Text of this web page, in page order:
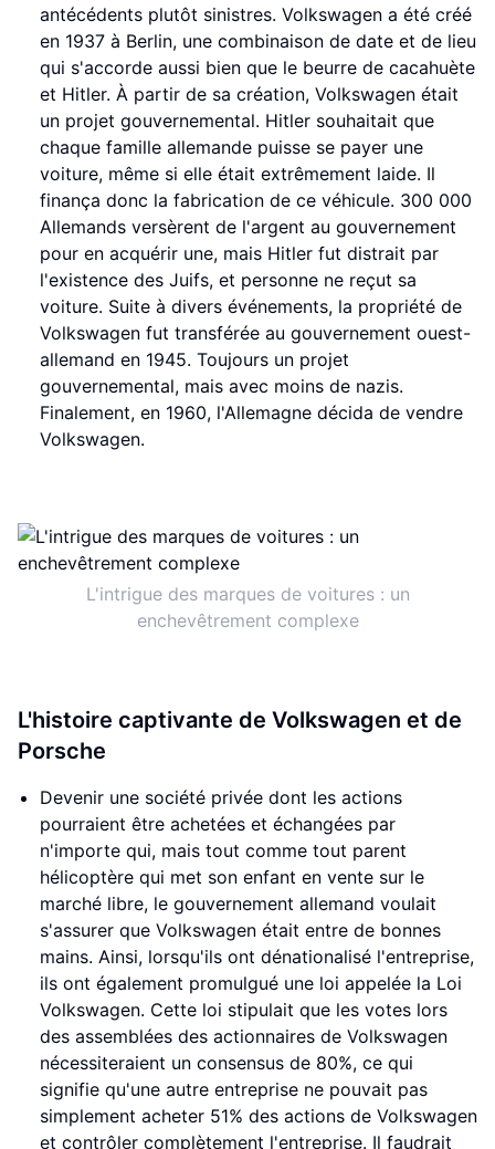
antécédents plutôt sinistres. Volkswagen a été créé
en 1937 à Berlin, une combinaison de date et de lieu
qui s'accorde aussi bien que le beurre de cacahuète
et Hitler. À partir de sa création, Volkswagen était
un projet gouvernemental. Hitler souhaitait que
chaque famille allemande puisse se payer une
voiture, même si elle était extrêmement laide. Il
finança donc la fabrication de ce véhicule. 300 000
Allemands versèrent de l'argent au gouvernement
pour en acquérir une, mais Hitler fut distrait par
l'existence des Juifs, et personne ne reçut sa
voiture. Suite à divers événements, la propriété de
Volkswagen fut transférée au gouvernement ouest-
allemand en 1945. Toujours un projet
gouvernemental, mais avec moins de nazis.
Finalement, en 1960, l'Allemagne décida de vendre
Volkswagen.
L'intrigue des marques de voitures : un
enchevêtrement complexe
L'histoire captivante de Volkswagen et de
Porsche
Devenir une société privée dont les actions
pourraient être achetées et échangées par
n'importe qui, mais tout comme tout parent
hélicoptère qui met son enfant en vente sur le
marché libre, le gouvernement allemand voulait
s'assurer que Volkswagen était entre de bonnes
mains. Ainsi, lorsqu'ils ont dénationalisé l'entreprise,
ils ont également promulgué une loi appelée la Loi
Volkswagen. Cette loi stipulait que les votes lors
des assemblées des actionnaires de Volkswagen
nécessiteraient un consensus de 80%, ce qui
signifie qu'une autre entreprise ne pouvait pas
simplement acheter 51% des actions de Volkswagen
et contrôler complètement l'entreprise. Il faudrait